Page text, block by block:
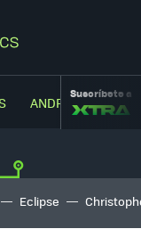
ANDROIDSuscríbete a
Eclipse